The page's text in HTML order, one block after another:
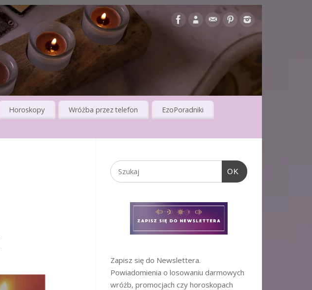
Horoskopy Wróżba przez telefon EzoPoradniki
OK
Zapisz się do Newslettera.
Powiadomienia o losowaniu darmowych
wróżb, promocjach czy horoskopach